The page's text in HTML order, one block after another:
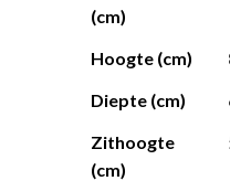
(cm)
Hoogte (cm)
Diepte (cm)
Zithoogte
(cm)